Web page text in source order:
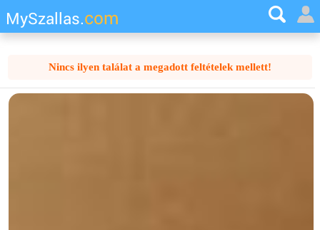
MySzallas.com
Nincs ilyen találat a megadott feltételek mellett!